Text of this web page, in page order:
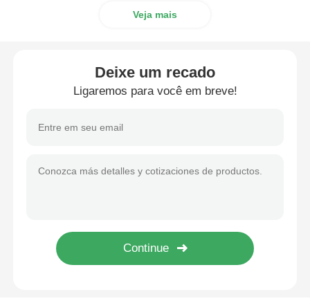
Veja mais
Deixe um recado
Ligaremos para você em breve!